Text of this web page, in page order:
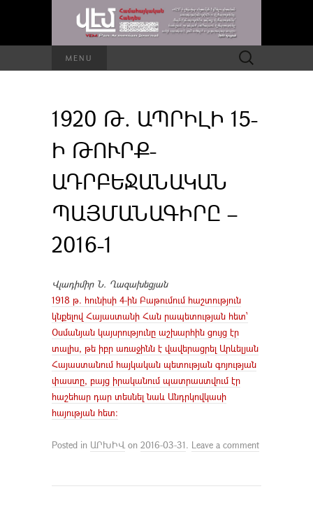
MENU Որոնել՝
1920 Թ. ԱՊՐԻԼԻ 15-
Ի ԹՈՒՐՔ-
ԱԴՐԲԵՋԱՆԱԿԱՆ
ՊԱՅՄԱՆԱԳԻՐԸ –
2016-1
Վլադիմիր Ն. Ղազախեցյան
1918 թ. հունիսի 4-ին Բաթումում հաշտություն
կնքելով Հայաստանի Հան րապետության հետ՝
Օսմանյան կայսրությունը աշխարհին ցույց էր
տալիս, թե իբր առաջինն է վավերացրել Արևելյան
Հայաստանում հայկական պետության գոյության
փաստը, բայց իրականում պատրաստվում էր
հաշեհար դար տեսնել նաև Անդրկովկասի
հայության հետ:
Posted in ԱՐԽԻՎ on 2016-03-31. Leave a comment